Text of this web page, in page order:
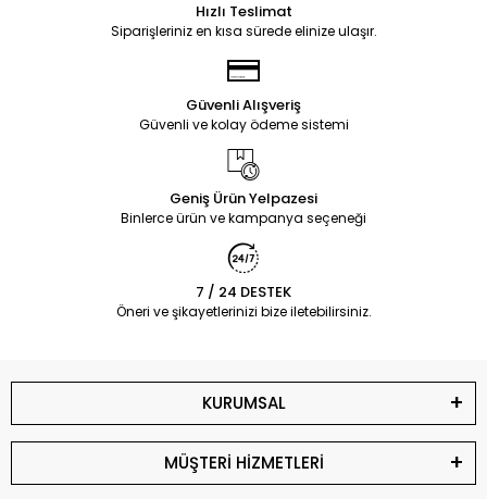
Hızlı Teslimat
Siparişleriniz en kısa sürede elinize ulaşır.
Güvenli Alışveriş
Güvenli ve kolay ödeme sistemi
Geniş Ürün Yelpazesi
Binlerce ürün ve kampanya seçeneği
7 / 24 DESTEK
Öneri ve şikayetlerinizi bize iletebilirsiniz.
KURUMSAL
MÜŞTERİ HİZMETLERİ